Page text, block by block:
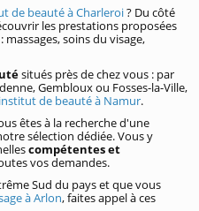
de beauté à Charleroi? Du côté
les prestations proposées
soins du visage,
situés près de chez vous : par
Gembloux ou Fosses-la-Ville,
institut de beauté à Namur.
êtes à la recherche d'une
sélection dédiée. Vous y
compétentes et
vos demandes.
Sud du pays et que vous
à Arlon, faites appel à ces